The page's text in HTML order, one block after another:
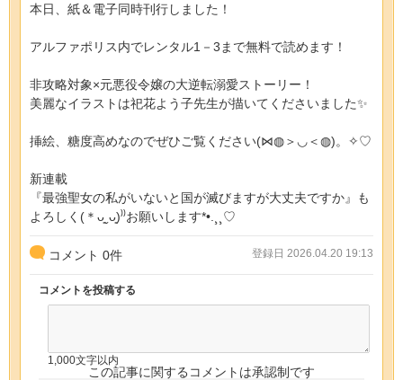
本日、紙＆電子同時刊行しました！
アルファポリス内でレンタル1－3まで無料で読めます！
非攻略対象×元悪役令嬢の大逆転溺愛ストーリー！
美麗なイラストは祀花よう子先生が描いてくださいました✨
挿絵、糖度高めなのでぜひご覧ください(⋈◍＞◡＜◍)。✧♡
新連載
『最強聖女の私がいないと国が滅びますが大丈夫ですか』も
よろしく(＊ᴗ͈ˬᴗ͈)⁾⁾お願いします*•.¸¸♡
コメント 0件 登録日 2026.04.20 19:13
コメントを投稿する
1,000文字以内
この記事に関するコメントは承認制です